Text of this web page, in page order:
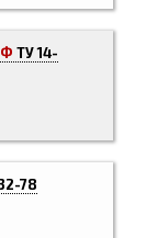
ТУ 14-
78